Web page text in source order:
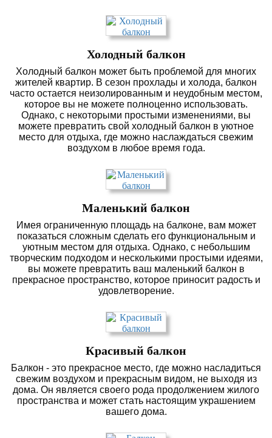
Холодный балкон
Холодный балкон может быть проблемой для многих
жителей квартир. В сезон прохлады и холода, балкон
часто остается неизолированным и неудобным местом,
которое вы не можете полноценно использовать.
Однако, с некоторыми простыми изменениями, вы
можете превратить свой холодный балкон в уютное
место для отдыха, где можно наслаждаться свежим
воздухом в любое время года.
Маленький балкон
Имея ограниченную площадь на балконе, вам может
показаться сложным сделать его функциональным и
уютным местом для отдыха. Однако, с небольшим
творческим подходом и несколькими простыми идеями,
вы можете превратить ваш маленький балкон в
прекрасное пространство, которое приносит радость и
удовлетворение.
Красивый балкон
Балкон - это прекрасное место, где можно насладиться
свежим воздухом и прекрасным видом, не выходя из
дома. Он является своего рода продолжением жилого
пространства и может стать настоящим украшением
вашего дома.